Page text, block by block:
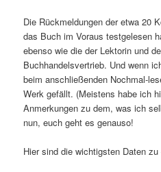
Die Rückmeldungen der etwa 20
das Buch im Voraus testgelesen
ebenso wie die der Lektorin und
Buchhandelsvertrieb. Und wenn
beim anschließenden Nochmal-
Werk gefällt. (Meistens habe ich
Anmerkungen zu dem, was ich
nun, euch geht es genauso!
Hier sind die wichtigsten Daten